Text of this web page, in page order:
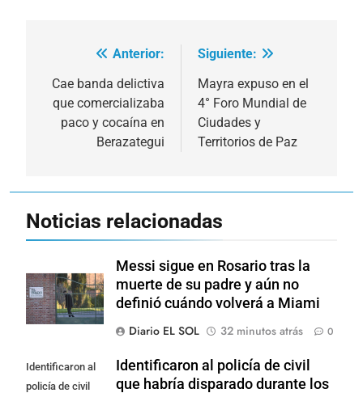
Navegación
de
entradas
Anterior:
Cae banda delictiva
que comercializaba
paco y cocaína en
Berazategui
Siguiente:
Mayra expuso en el
4° Foro Mundial de
Ciudades y
Territorios de Paz
Noticias relacionadas
Messi sigue en Rosario tras la
muerte de su padre y aún no
definió cuándo volverá a Miami
Diario EL SOL
32 minutos atrás 0
Identificaron al
policía de civil
Identificaron al policía de civil
que habría disparado durante los